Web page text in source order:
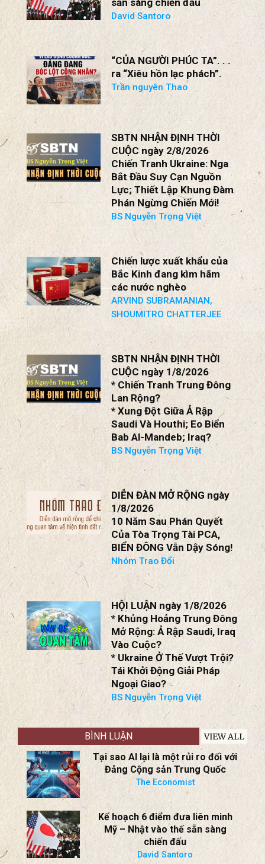
David Santoro
“CỦA NGƯỜI PHÚC TA”. . .
ra “Xiêu hồn lạc phách”.
Trần nguyên Thao
SBTN NHẬN ĐỊNH THỜI
CUỘC ngày 2/8/2026
Chiến Tranh Ukraine: Nga
Bắt Đầu Suy Cạn Nguồn
Lực; Thiết Lập Khung Đàm
Phán Ngừng Chiến Mới!
BS Nguyễn Trọng Việt
Chiến lược xuất khẩu của
Bắc Kinh đang kìm hãm
các nước nghèo
ARVIND SUBRAMANIAN,
SHOUMITRO CHATTERJEE
SBTN NHẬN ĐỊNH THỜI
CUỘC ngày 1/8/2026
* Chiến Tranh Trung Đông
Lan Rộng?
* Xung Đột Giữa Ả Rập
Saudi Và Houthi; Eo Biển
Bab Al-Mandeb; Iraq?
BS Nguyễn Trọng Việt
DIỄN ĐÀN MỞ RỘNG ngày
1/8/2026
10 Năm Sau Phán Quyết
Của Tòa Trọng Tài PCA,
BIỂN ĐÔNG Vẫn Dậy Sóng!
Nhóm Trao Đổi
HỘI LUẬN ngày 1/8/2026
* Khủng Hoảng Trung Đông
Mở Rộng: Ả Rập Saudi, Iraq
Vào Cuộc?
* Ukraine Ở Thế Vượt Trội?
Tái Khởi Động Giải Pháp
Ngoại Giao?
BS Nguyễn Trọng Việt
BÌNH LUẬN VIEW ALL
Tại sao AI lại là một rủi ro đối với
Đảng Cộng sản Trung Quốc
The Economist
Kế hoạch 6 điểm đưa liên minh
Mỹ – Nhật vào thế sẵn sàng
chiến đấu
David Santoro